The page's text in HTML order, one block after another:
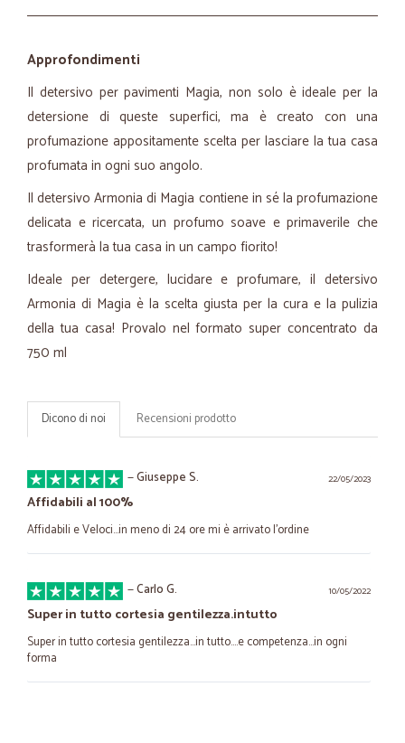
Approfondimenti
Il detersivo per pavimenti Magia, non solo è ideale per la
detersione di queste superfici, ma è creato con una
profumazione appositamente scelta per lasciare la tua casa
profumata in ogni suo angolo.
Il detersivo Armonia di Magia contiene in sé la profumazione
delicata e ricercata, un profumo soave e primaverile che
trasformerà la tua casa in un campo fiorito!
Ideale per detergere, lucidare e profumare, il detersivo
Armonia di Magia è la scelta giusta per la cura e la pulizia
della tua casa! Provalo nel formato super concentrato da
750 ml
Dicono di noi Recensioni prodotto
22/05/2023
—Giuseppe S.
Affidabili al 100%
Affidabili e Veloci...in meno di 24 ore mi è arrivato l'ordine
10/05/2022
—Carlo G.
Super in tutto cortesia gentilezza.intutto
Super in tutto cortesia gentilezza...in tutto....e competenza...in ogni
forma